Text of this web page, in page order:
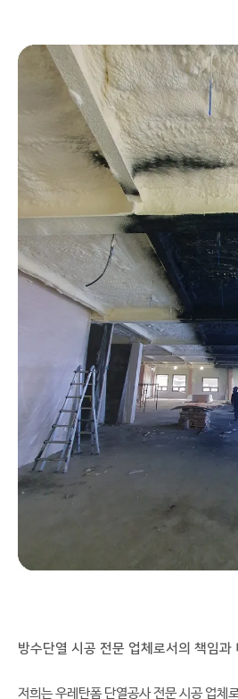
방수단열 시공 전문 업체로서의 책임과
저희는 우레탄폼 단열공사 전문 시공 업체